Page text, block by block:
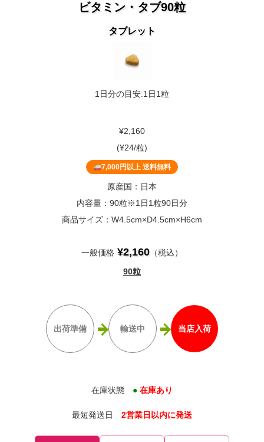
ビタミン・タブ90粒
タブレット
1日分の目安:1日1粒
¥2,160
(¥24/粒)
7,000円以上 送料無料
原産国：日本
内容量：90粒※1日1粒90日分
商品サイズ：W4.5cm×D4.5cm×H6cm
一般価格 ¥2,160（税込）
90粒
出荷準備 輸送中 当店入荷
在庫状態 ● 在庫あり
最短発送日 2営業日以内に発送